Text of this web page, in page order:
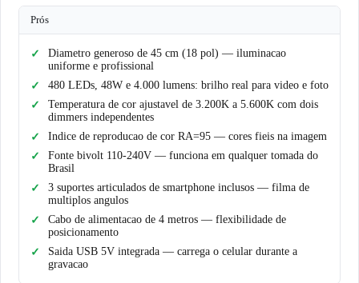
Prós
Diametro generoso de 45 cm (18 pol) — iluminacao
uniforme e profissional
480 LEDs, 48W e 4.000 lumens: brilho real para video e foto
Temperatura de cor ajustavel de 3.200K a 5.600K com dois
dimmers independentes
Indice de reproducao de cor RA=95 — cores fieis na imagem
Fonte bivolt 110-240V — funciona em qualquer tomada do
Brasil
3 suportes articulados de smartphone inclusos — filma de
multiplos angulos
Cabo de alimentacao de 4 metros — flexibilidade de
posicionamento
Saida USB 5V integrada — carrega o celular durante a
gravacao